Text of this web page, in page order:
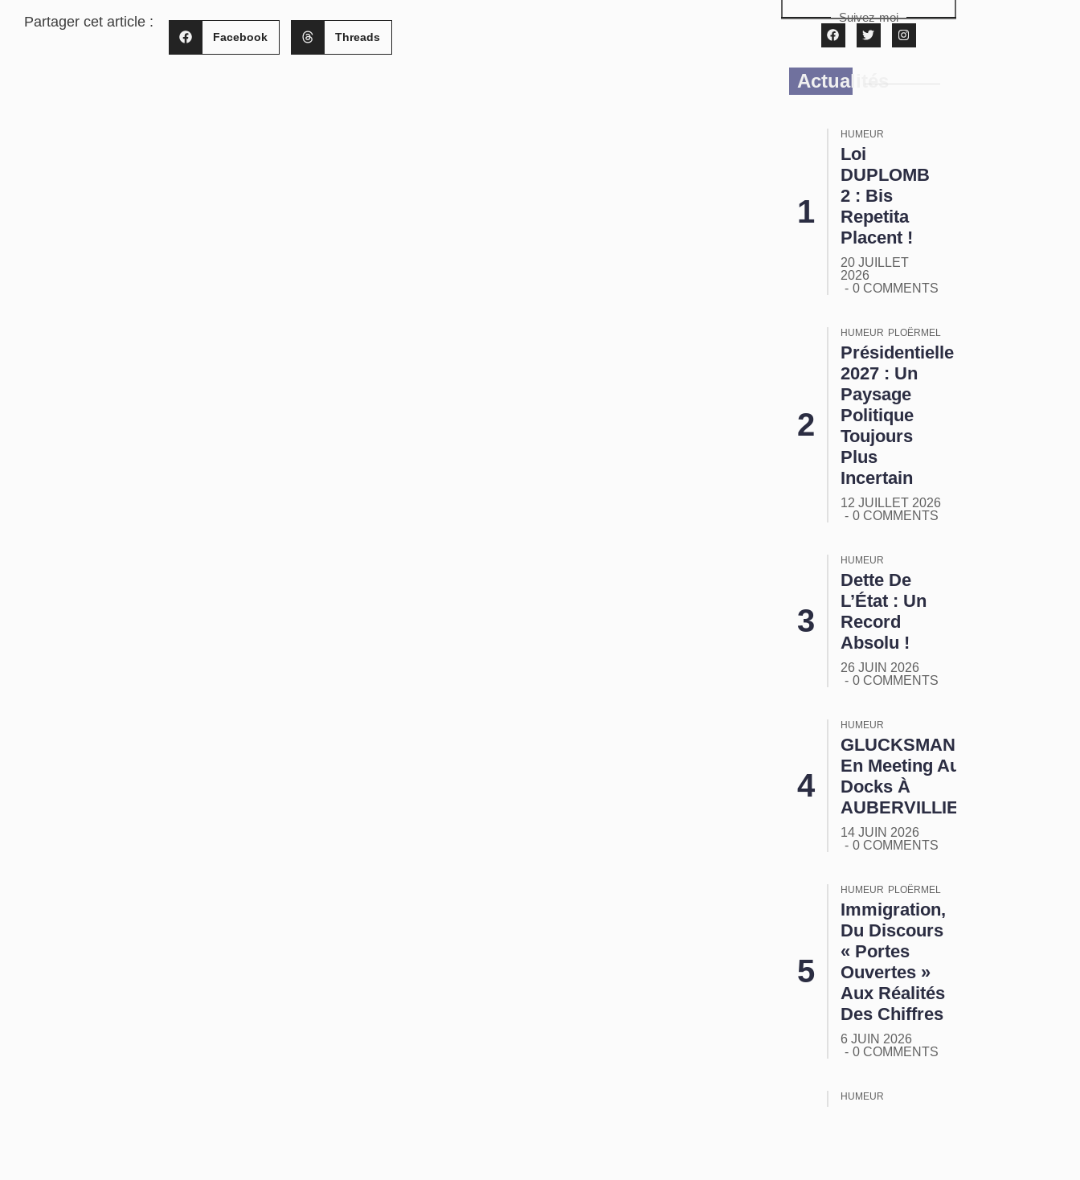
Partager cet article :
Facebook Threads
Suivez-moi
Actualités
HUMEUR
Loi
DUPLOMB
2 : Bis
Repetita
Placent !
20 JUILLET
2026
0 COMMENTS
HUMEUR PLOËRMEL
Présidentielle
2027 : Un
Paysage
Politique
Toujours
Plus
Incertain
12 JUILLET 2026
0 COMMENTS
HUMEUR
Dette De
L’État : Un
Record
Absolu !
26 JUIN 2026
0 COMMENTS
HUMEUR
GLUCKSMANN
En Meeting Aux
Docks À
AUBERVILLIERS
14 JUIN 2026
0 COMMENTS
HUMEUR PLOËRMEL
Immigration,
Du Discours
« Portes
Ouvertes »
Aux Réalités
Des Chiffres
6 JUIN 2026
0 COMMENTS
HUMEUR